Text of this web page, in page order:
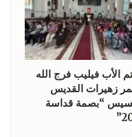
الأب فيليب فرج الله
زهيرات القديس
“بصمة قداسة